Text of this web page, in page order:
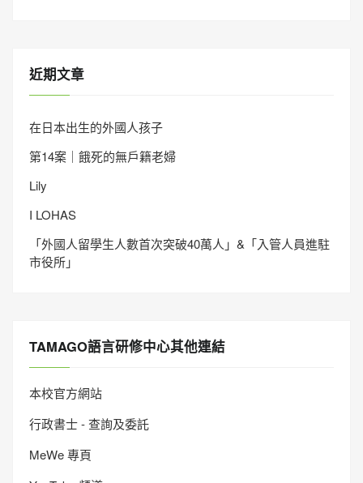
近期文章
在日本出生的外國人孩子
第14案｜餓死的無戶籍老婦
Lily
I LOHAS
「外國人留學生人數首次突破40萬人」&「入管人員進駐
市役所」
TAMAGO語言研修中心其他連結
本校官方網站
行政書士 - 查詢及委託
MeWe 專頁